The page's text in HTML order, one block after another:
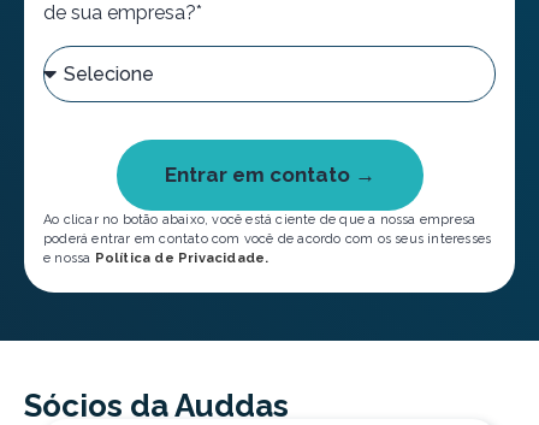
de sua empresa?*
Entrar em contato →
Ao clicar no botão abaixo, você está ciente de que a nossa empresa
poderá entrar em contato com você de acordo com os seus interesses
e nossa Política de Privacidade.
Sócios da Auddas